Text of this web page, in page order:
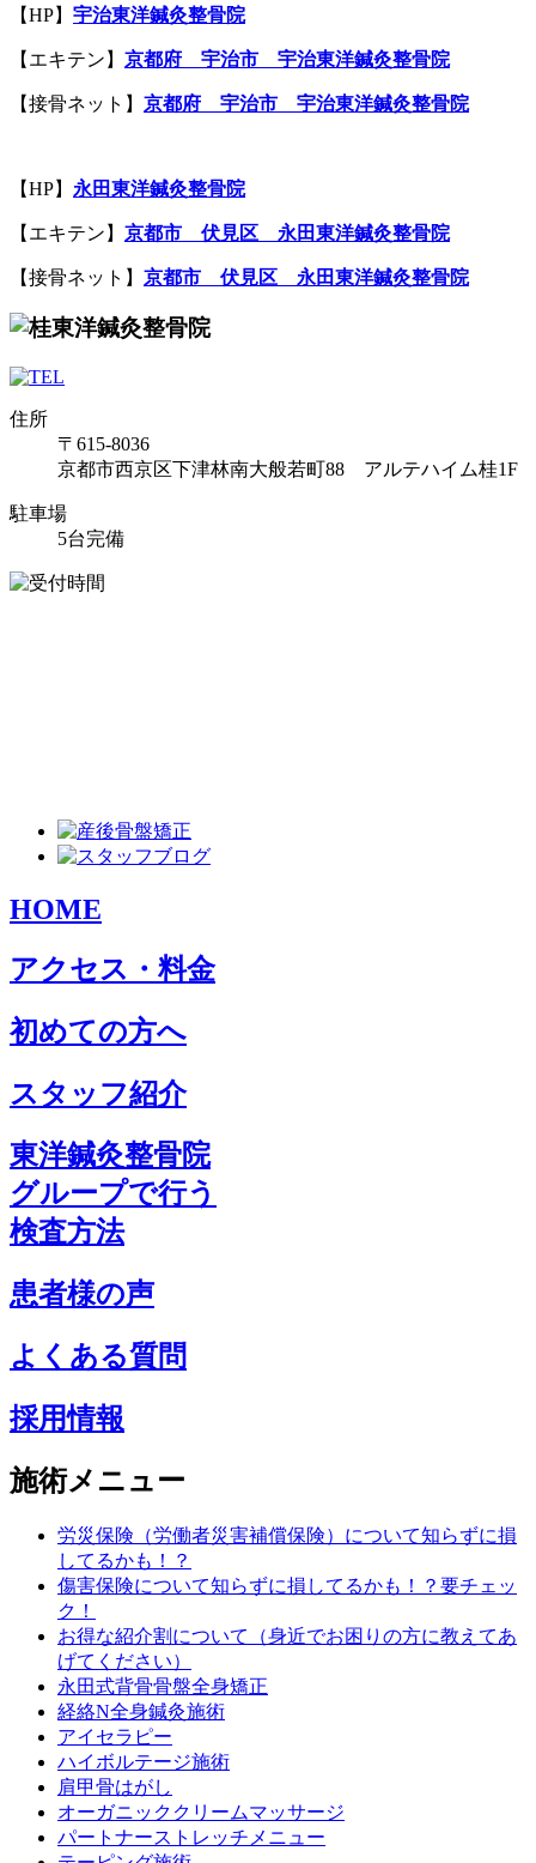
【HP】 宇治東洋鍼灸整骨院
【エキテン】 京都府 宇治市 宇治東洋鍼灸整骨院
【接骨ネット】 京都府 宇治市 宇治東洋鍼灸整骨院
【HP】 永田東洋鍼灸整骨院
【エキテン】 京都市 伏見区 永田東洋鍼灸整骨院
【接骨ネット】 京都市 伏見区 永田東洋鍼灸整骨院
住所
〒615-8036
京都市西京区下津林南大般若町88 アルテハイム桂1F
駐車場
5台完備
HOME
アクセス・料金
初めての方へ
スタッフ紹介
東洋鍼灸整骨院
グループで行う
検査方法
患者様の声
よくある質問
採用情報
施術メニュー
労災保険（労働者災害補償保険）について知らずに損
してるかも！？
傷害保険について知らずに損してるかも！？要チェッ
ク！
お得な紹介割について（身近でお困りの方に教えてあ
げてください）
永田式背骨骨盤全身矯正
経絡N全身鍼灸施術
アイセラピー
ハイボルテージ施術
肩甲骨はがし
オーガニッククリームマッサージ
パートナーストレッチメニュー